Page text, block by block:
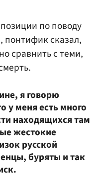
по поводу
понтифик сказал,
сравнить с теми,
я говорю
у меня есть много
находящихся там
жестокие
русской
буряты и так